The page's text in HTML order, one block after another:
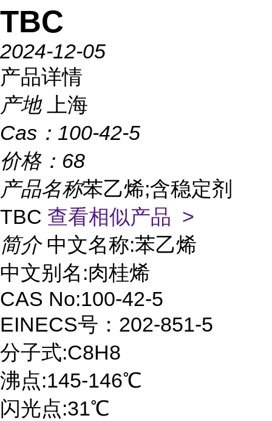
TBC
2024-12-05
产品详情
产地
上海
Cas： 100-42-5
价格： 68
产品名称苯乙烯;含稳定剂
TBC 查看相似产品 >
简介 中文名称:苯乙烯
中文别名:肉桂烯
CAS No:100-42-5
EINECS号：202-851-5
分子式:C8H8
沸点:145-146℃
闪光点:31℃